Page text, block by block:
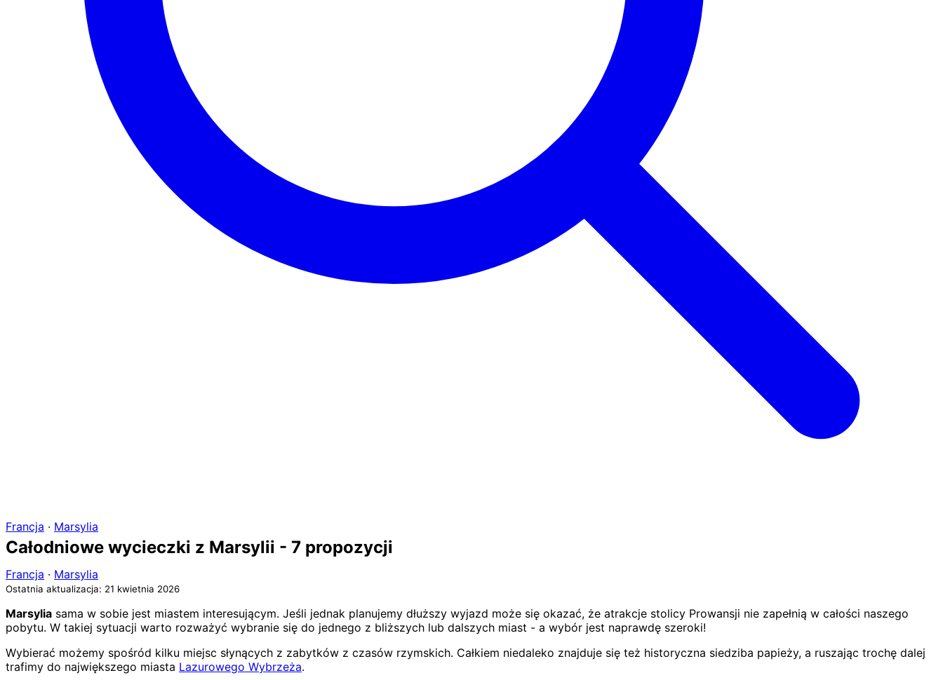
Francja · Marsylia
Całodniowe wycieczki z Marsylii - 7 propozycji
Francja · Marsylia
Ostatnia aktualizacja: 21 kwietnia 2026
Marsylia sama w sobie jest miastem interesującym. Jeśli jednak planujemy dłuższy wyjazd może się okazać, że atrakcje stolicy Prowansji nie zapełnią w całości naszego
pobytu. W takiej sytuacji warto rozważyć wybranie się do jednego z bliższych lub dalszych miast - a wybór jest naprawdę szeroki!
Wybierać możemy spośród kilku miejsc słynących z zabytków z czasów rzymskich. Całkiem niedaleko znajduje się też historyczna siedziba papieży, a ruszając trochę dalej
trafimy do największego miasta Lazurowego Wybrzeża.